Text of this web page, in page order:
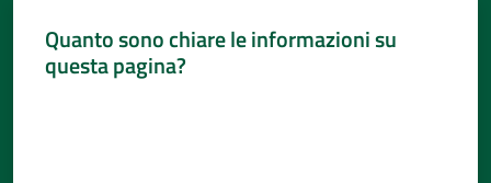
Quanto sono chiare le informazioni su
questa pagina?